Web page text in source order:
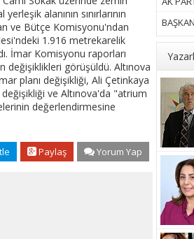
alanının sınırlarının
ve Bütçe Komisyonu'ndan
1.916 metrekarelik
İmar Komisyonu raporları
değişiklikleri görüşüldü. Altınova
planı değişikliği, Ali Çetinkaya
ve Altınova'da "atrium
değerlendirmesine
Paylaş Yorum Yap